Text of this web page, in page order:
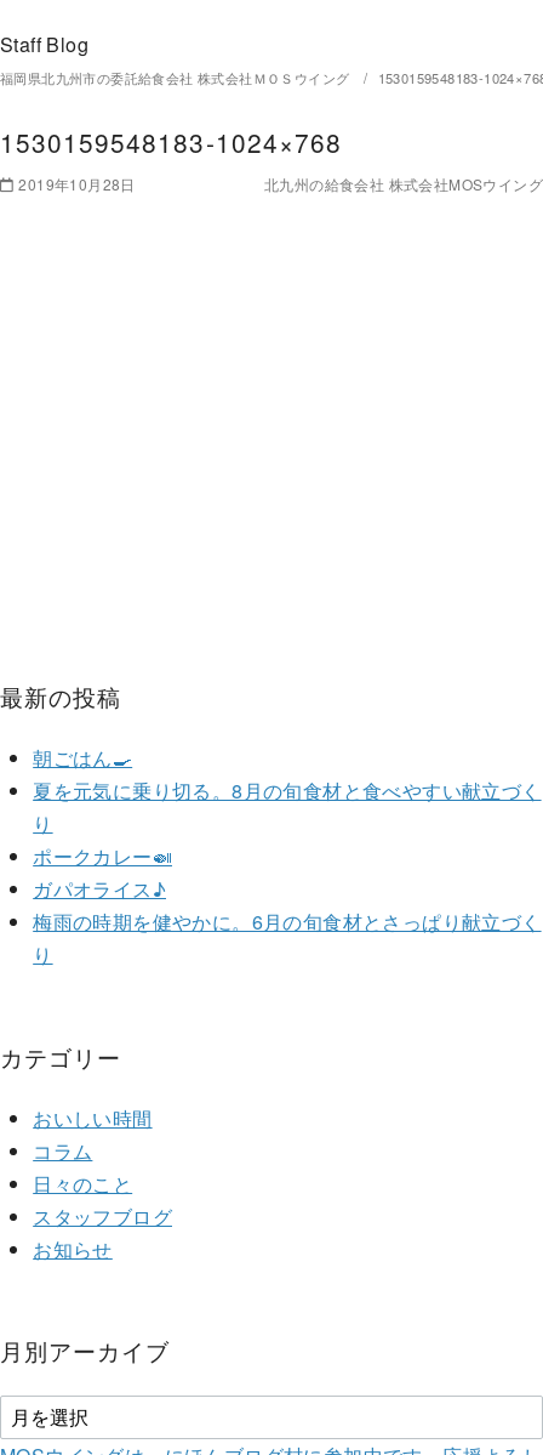
Staff Blog
福岡県北九州市の委託給食会社 株式会社ＭＯＳウイング 1530159548183-
1530159548183-1024×768
2019年10月28日 北九州の給食会社 株式会社MOSウイング
最新の投稿
朝ごはん🍳
夏を元気に乗り切る。8月の旬食材と食べやすい献立づく
り
ポークカレー🍛
ガパオライス♪
梅雨の時期を健やかに。6月の旬食材とさっぱり献立づく
り
カテゴリー
おいしい時間
コラム
日々のこと
スタッフブログ
お知らせ
月別アーカイブ